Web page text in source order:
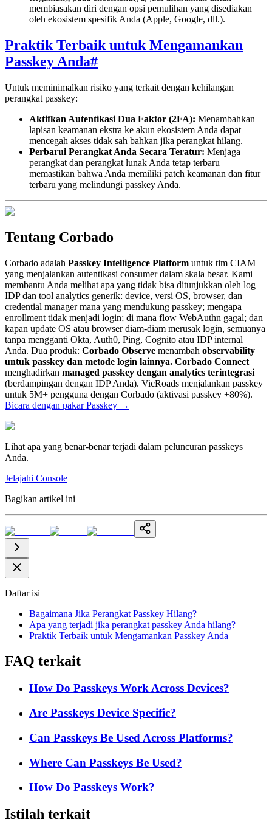
membiasakan diri dengan opsi pemulihan yang disediakan
oleh ekosistem spesifik Anda (Apple, Google, dll.).
Praktik Terbaik untuk Mengamankan
Passkey Anda#
Untuk meminimalkan risiko yang terkait dengan kehilangan
perangkat passkey:
Aktifkan Autentikasi Dua Faktor (2FA): Menambahkan
lapisan keamanan ekstra ke akun ekosistem Anda dapat
mencegah akses tidak sah bahkan jika perangkat hilang.
Perbarui Perangkat Anda Secara Teratur: Menjaga
perangkat dan perangkat lunak Anda tetap terbaru
memastikan bahwa Anda memiliki patch keamanan dan fitur
terbaru yang melindungi passkey Anda.
Tentang Corbado
Corbado adalah Passkey Intelligence Platform untuk tim CIAM
yang menjalankan autentikasi consumer dalam skala besar. Kami
membantu Anda melihat apa yang tidak bisa ditunjukkan oleh log
IDP dan tool analytics generik: device, versi OS, browser, dan
credential manager mana yang mendukung passkey; mengapa
enrollment tidak menjadi login; di mana flow WebAuthn gagal; dan
kapan update OS atau browser diam-diam merusak login, semuanya
tanpa mengganti Okta, Auth0, Ping, Cognito atau IDP internal
Anda. Dua produk: Corbado Observe menambah observability
untuk passkey dan metode login lainnya. Corbado Connect
menghadirkan managed passkey dengan analytics terintegrasi
(berdampingan dengan IDP Anda). VicRoads menjalankan passkey
untuk 5M+ pengguna dengan Corbado (aktivasi passkey +80%).
Bicara dengan pakar Passkey →
Lihat apa yang benar-benar terjadi dalam peluncuran passkeys
Anda.
Jelajahi Console
Bagikan artikel ini
Daftar isi
Bagaimana Jika Perangkat Passkey Hilang?
Apa yang terjadi jika perangkat passkey Anda hilang?
Praktik Terbaik untuk Mengamankan Passkey Anda
FAQ terkait
How Do Passkeys Work Across Devices?
Are Passkeys Device Specific?
Can Passkeys Be Used Across Platforms?
Where Can Passkeys Be Used?
How Do Passkeys Work?
Istilah terkait